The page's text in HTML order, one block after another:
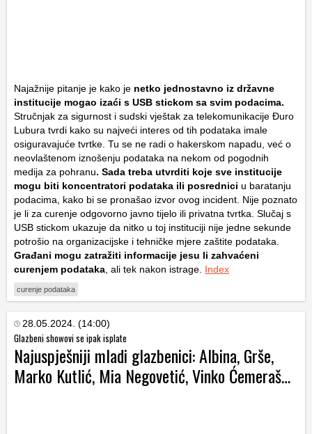
Najažnije pitanje je kako je netko jednostavno iz državne
institucije mogao izaći s USB stickom sa svim podacima.
Stručnjak za sigurnost i sudski vještak za telekomunikacije Đuro
Lubura tvrdi kako su najveći interes od tih podataka imale
osiguravajuće tvrtke. Tu se ne radi o hakerskom napadu, već o
neovlaštenom iznošenju podataka na nekom od pogodnih
medija za pohranu. Sada treba utvrditi koje sve institucije
mogu biti koncentratori podataka ili posrednici u baratanju
podacima, kako bi se pronašao izvor ovog incident. Nije poznato
je li za curenje odgovorno javno tijelo ili privatna tvrtka. Slučaj s
USB stickom ukazuje da nitko u toj instituciji nije jedne sekunde
potrošio na organizacijske i tehničke mjere zaštite podataka.
Građani mogu zatražiti informacije jesu li zahvaćeni
curenjem podataka , ali tek nakon istrage. Index
curenje podataka
28.05.2024. (14:00)
Glazbeni showovi se ipak isplate
Najuspješniji mladi glazbenici: Albina, Grše,
Marko Kutlić, Mia Negovetić, Vinko Ćemeraš…